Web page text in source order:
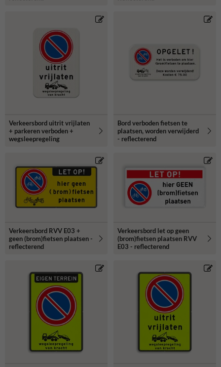
Verkeersbord uitrit vrijlaten
+ parkeren verboden +
wegsleepregeling
Bord verboden fietsen te
plaatsen, worden verwijderd
- reflecterend
Verkeersbord RVV E03 +
geen (brom)fietsen plaatsen -
reflecterend
Verkeersbord let op geen
(brom)fietsen plaatsen RVV
E03 - reflecterend